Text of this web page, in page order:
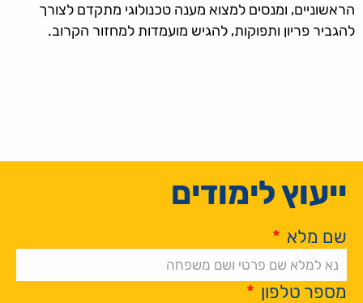
הראשוניים, ומנסים למצוא מענה טכנולוגי מתקדם לצורך
להגביר פריון ותפוקות, להגיש מועמדות למחזור הקרוב.
ייעוץ לימודים
שם מלא *
מספר טלפון *